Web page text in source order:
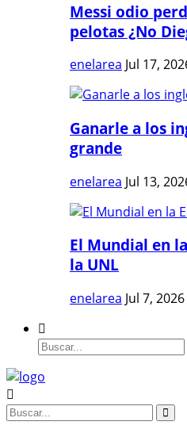
Messi odio
pelotas ¿No
enelarea Jul 17,
Ganarle a los
grande
enelarea Jul 13,
El Mundial en
la UNL
enelarea Jul 7, 2026